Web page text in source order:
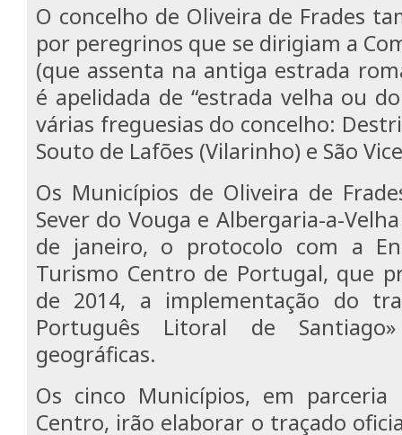
O concelho de Oliveira de Frades
por peregrinos que se dirigiam a
(que assenta na antiga estrada
é apelidada de “estrada velha ou
várias freguesias do concelho:
Souto de Lafões (Vilarinho) e São
Os Municípios de Oliveira de
Sever do Vouga e Albergaria-a-
de janeiro, o protocolo com a
Turismo Centro de Portugal, que
de 2014, a implementação do
Português Litoral de
geográficas.
Os cinco Municípios, em
Centro, irão elaborar o traçado